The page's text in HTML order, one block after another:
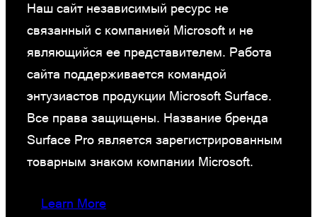
Наш сайт независимый ресурс не
связанный с компанией Microsoft и не
являющийся ее представителем. Работа
сайта поддерживается командой
энтузиастов продукции Microsoft Surface.
Все права защищены. Название бренда
Surface Pro является зарегистрированным
товарным знаком компании Microsoft.
Learn More